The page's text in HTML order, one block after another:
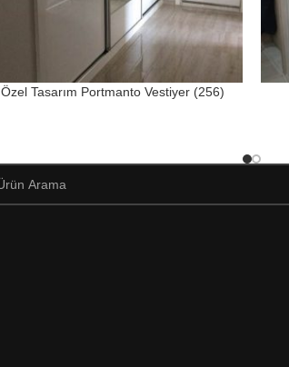
Özel Tasarım Portmanto Vestiyer (256)